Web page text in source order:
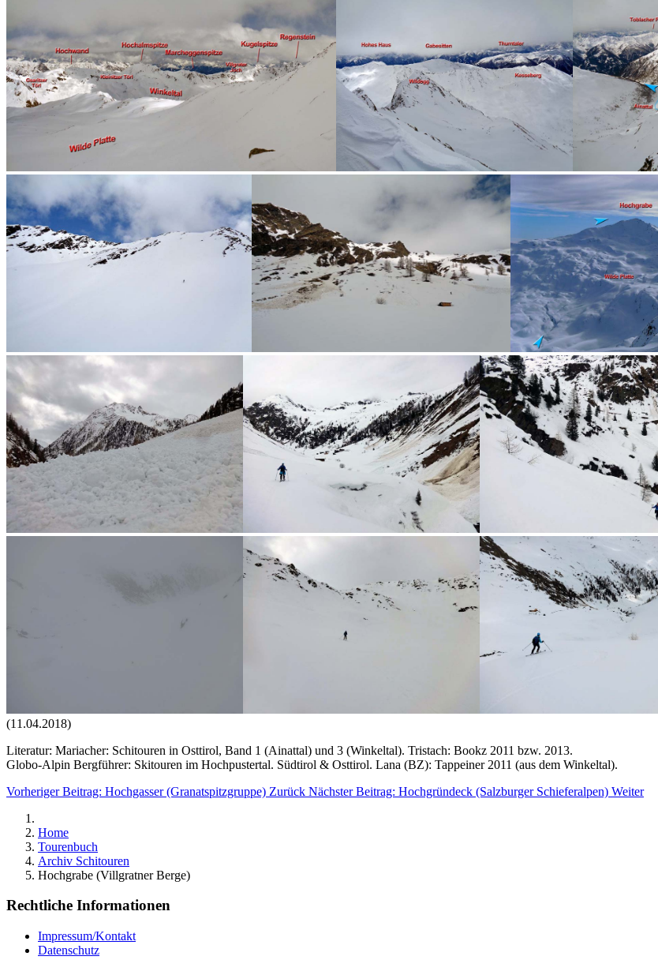
(11.04.2018)
Literatur: Mariacher: Schitouren in Osttirol, Band 1 (Ainattal) und 3 (Winkeltal). Tristach: Bookz 2011 bzw. 2013.
Globo-Alpin Bergführer: Skitouren im Hochpustertal. Südtirol & Osttirol. Lana (BZ): Tappeiner 2011 (aus dem Winkeltal).
Vorheriger Beitrag: Hochgasser (Granatspitzgruppe) Zurück Nächster Beitrag: Hochgründeck (Salzburger Schieferalpen) Weiter
Home
Tourenbuch
Archiv Schitouren
Hochgrabe (Villgratner Berge)
Rechtliche Informationen
Impressum/Kontakt
Datenschutz